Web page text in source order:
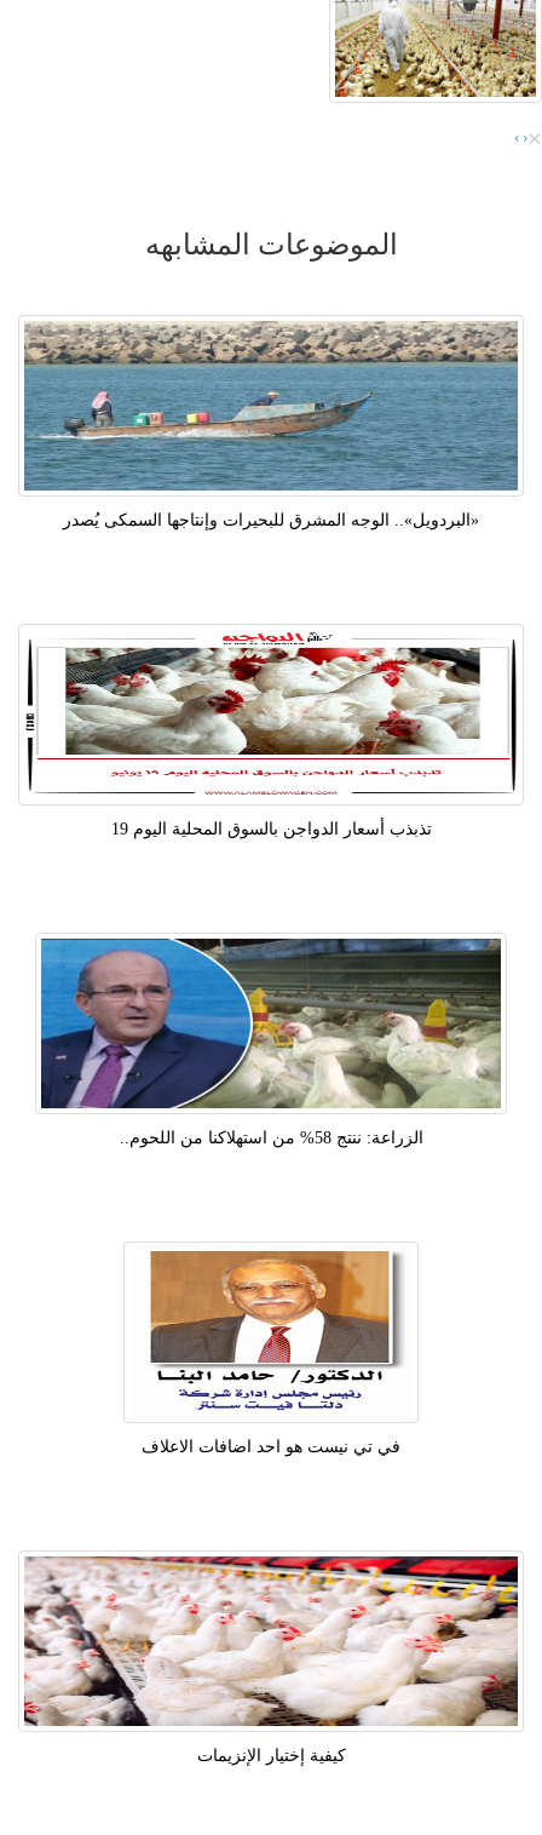
‹
› ×
الموضوعات المشابهه
«البردويل».. الوجه المشرق للبحيرات وإنتاجها السمكى يُصدر
تذبذب أسعار الدواجن بالسوق المحلية اليوم 19
الزراعة: ننتج 58% من استهلاكنا من اللحوم..
في تي نيست هو احد اضافات الاعلاف
كيفية إختيار الإنزيمات